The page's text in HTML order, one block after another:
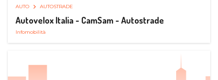
AUTO AUTOSTRADE
Autovelox Italia - CamSam - Autostrade
Infomobilità